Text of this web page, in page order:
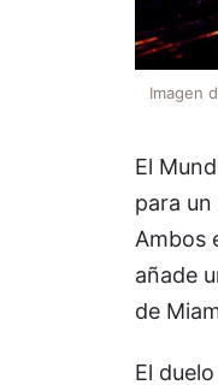
Imagen
El
para
Ambos
añade
de
El